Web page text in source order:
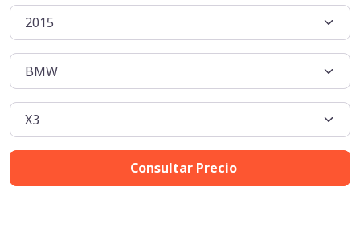
Consultar Precio